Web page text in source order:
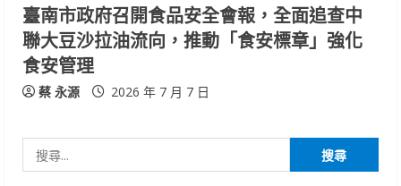
臺南市政府召開食品安全會報，全面追查中
聯大豆沙拉油流向，推動「食安標章」強化
食安管理
蔡 永源 2026 年 7 月 7 日
尋